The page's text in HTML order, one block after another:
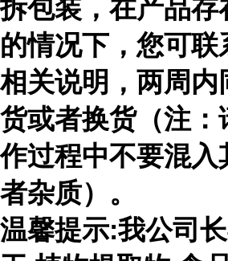
拆包装，在产品存
的情况下，您可联
相关说明，两周内
货或者换货（注：
作过程中不要混入
者杂质）。
温馨提示:我公司